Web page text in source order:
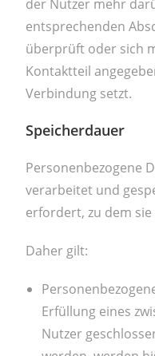
der Nutzer mehr
entsprechenden
überprüft oder sich
Kontaktteil
Verbindung setzt.
Speicherdauer
Personenbezogene
verarbeitet und
erfordert, zu dem
Daher gilt:
Erfüllung eines
Nutzer